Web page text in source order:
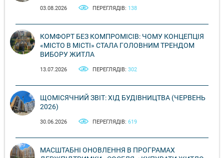
03.08.2026 ПЕРЕГЛЯДІВ: 138
КОМФОРТ БЕЗ КОМПРОМІСІВ: ЧОМУ КОНЦЕПЦІЯ
«МІСТО В МІСТІ» СТАЛА ГОЛОВНИМ ТРЕНДОМ
ВИБОРУ ЖИТЛА
13.07.2026 ПЕРЕГЛЯДІВ: 302
ЩОМІСЯЧНИЙ ЗВІТ: ХІД БУДІВНИЦТВА (ЧЕРВЕНЬ
2026)
30.06.2026 ПЕРЕГЛЯДІВ: 619
МАСШТАБНІ ОНОВЛЕННЯ В ПРОГРАМАХ